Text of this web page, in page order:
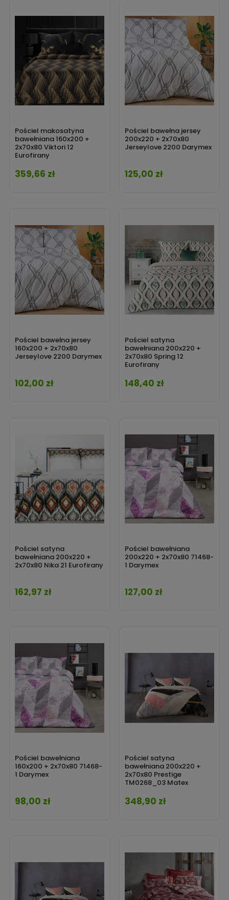
Pościel makosatyna
bawełniana 160x200 +
2x70x80 Viktori 12
Eurofirany
Cena
359,66 zł
Pościel bawełna jersey
200x220 + 2x70x80
Jerseylove 2200 Darymex
Cena
125,00 zł
Pościel bawełna jersey
160x200 + 2x70x80
Jerseylove 2200 Darymex
Cena
102,00 zł
Pościel satyna
bawełniana 200x220 +
2x70x80 Spring 12
Eurofirany
Cena
148,40 zł
Pościel satyna
bawełniana 200x220 +
2x70x80 Nika 21 Eurofirany
Cena
162,97 zł
Pościel bawełniana
200x220 + 2x70x80 71468-
1 Darymex
Cena
127,00 zł
Pościel bawełniana
160x200 + 2x70x80 71468-
1 Darymex
Cena
98,00 zł
Pościel satyna
bawełniana 200x220 +
2x70x80 Prestige
TM0268_03 Matex
Cena
348,90 zł